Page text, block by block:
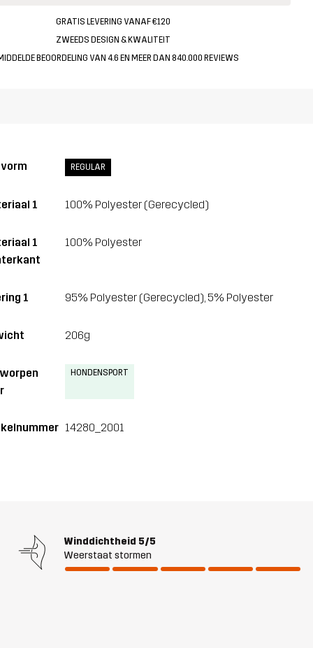
GRATIS LEVERING VANAF €120
ZWEEDS DESIGN & KWALITEIT
BEOORDELING VAN 4.6 EN MEER DAN 840.000 REVIEWS
REGULAR
1 100% Polyester (Gerecycled)
1
100% Polyester
1 95% Polyester (Gerecycled), 5% Polyester
206g
HONDENSPORT
14280_2001
Winddichtheid 5/5
Weerstaat stormen